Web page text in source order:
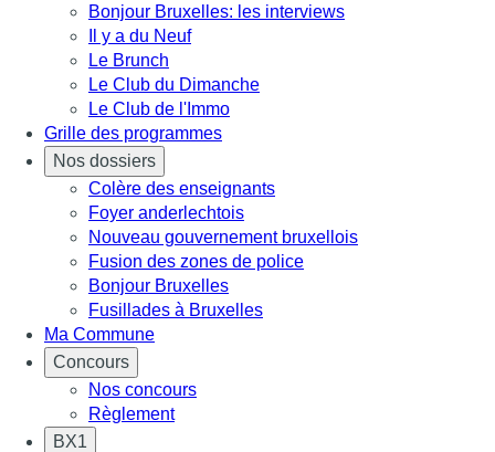
Bonjour Bruxelles: les interviews
Il y a du Neuf
Le Brunch
Le Club du Dimanche
Le Club de l'Immo
Grille des programmes
Nos dossiers
Colère des enseignants
Foyer anderlechtois
Nouveau gouvernement bruxellois
Fusion des zones de police
Bonjour Bruxelles
Fusillades à Bruxelles
Ma Commune
Concours
Nos concours
Règlement
BX1